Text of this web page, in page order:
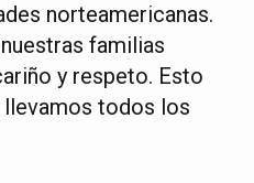
norteamericanas.
familias
y respeto. Esto
todos los